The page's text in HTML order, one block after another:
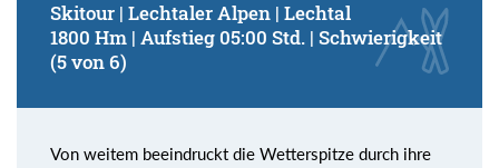
Skitour | Lechtaler Alpen | Lechtal
1800 Hm | Aufstieg 05:00 Std. | Schwierigkeit
(5 von 6)
Von weitem beeindruckt die Wetterspitze durch ihre